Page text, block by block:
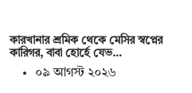
কারখানার শ্রমিক থেকে মেসির স্বপ্নের
কারিগর, বাবা হোর্হে যেভ…
০৯ আগস্ট ২০২৬